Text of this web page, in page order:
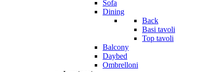
Sofa
Dining
Back
Basi tavoli
Top tavoli
Balcony
Daybed
Ombrelloni